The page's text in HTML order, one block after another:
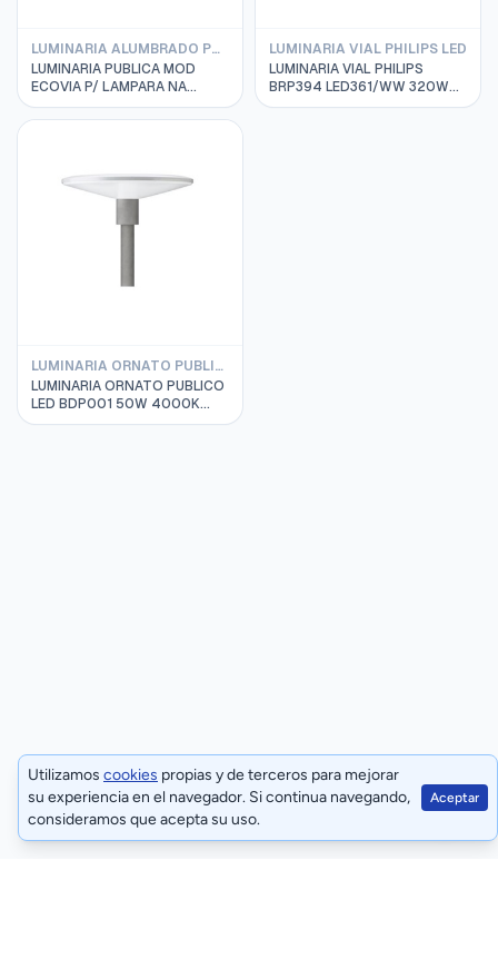
LUMINARIA ALUMBRADO PUBLICO PHILIPS
LUMINARIA PUBLICA MOD
ECOVIA P/ LAMPARA NA
250W C/EQUIPO PHILIPS SPP
166 910403337701
LUMINARIA VIAL PHILIPS LED
LUMINARIA VIAL PHILIPS
BRP394 LED361/WW 320W
220-240V DM MP1
LUMINARIA ORNATO PUBLICO PHILIPS LED
LUMINARIA ORNATO PUBLICO
LED BDP001 50W 4000K
220-240VAC IP66 PHILIPS
Utilizamos cookies propias y de terceros para mejorar
su experiencia en el navegador. Si continua navegando,
consideramos que acepta su uso.
Aceptar